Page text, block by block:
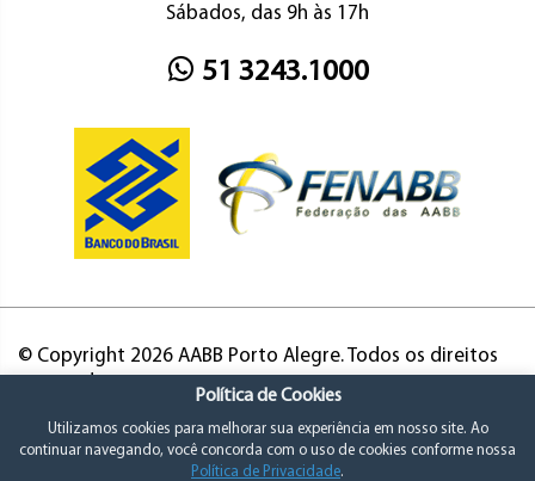
Sábados, das 9h às 17h
51 3243.1000
© Copyright 2026 AABB Porto Alegre. Todos os direitos
Política de Cookies
Utilizamos cookies para melhorar sua experiência em nosso site. Ao
continuar navegando, você concorda com o uso de cookies conforme nossa
Política de Privacidade.